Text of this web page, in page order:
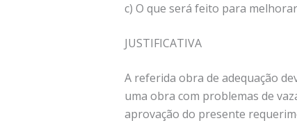
c) O que será feito para
JUSTIFICATIVA
A referida obra de adequação
uma obra com problemas de
aprovação do presente